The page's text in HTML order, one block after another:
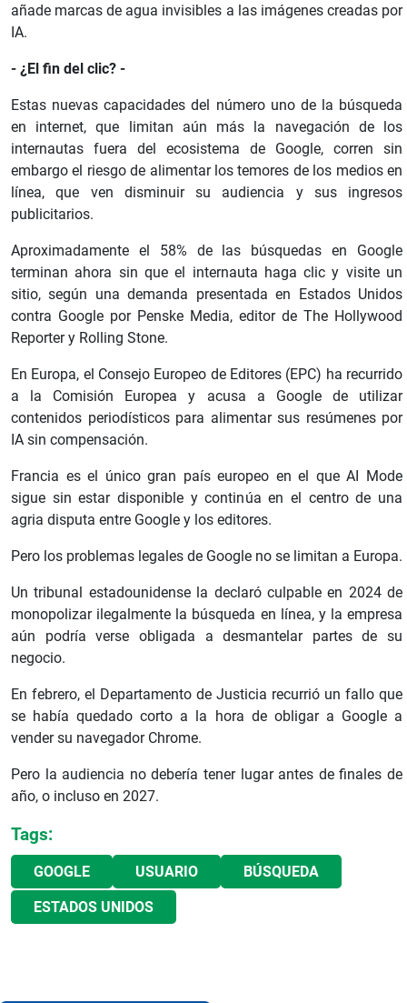
añade marcas de agua invisibles a las imágenes creadas por
IA.
- ¿El fin del clic? -
Estas nuevas capacidades del número uno de la búsqueda
en internet, que limitan aún más la navegación de los
internautas fuera del ecosistema de Google, corren sin
embargo el riesgo de alimentar los temores de los medios en
línea, que ven disminuir su audiencia y sus ingresos
publicitarios.
Aproximadamente el 58% de las búsquedas en Google
terminan ahora sin que el internauta haga clic y visite un
sitio, según una demanda presentada en Estados Unidos
contra Google por Penske Media, editor de The Hollywood
Reporter y Rolling Stone.
En Europa, el Consejo Europeo de Editores (EPC) ha recurrido
a la Comisión Europea y acusa a Google de utilizar
contenidos periodísticos para alimentar sus resúmenes por
IA sin compensación.
Francia es el único gran país europeo en el que AI Mode
sigue sin estar disponible y continúa en el centro de una
agria disputa entre Google y los editores.
Pero los problemas legales de Google no se limitan a Europa.
Un tribunal estadounidense la declaró culpable en 2024 de
monopolizar ilegalmente la búsqueda en línea, y la empresa
aún podría verse obligada a desmantelar partes de su
negocio.
En febrero, el Departamento de Justicia recurrió un fallo que
se había quedado corto a la hora de obligar a Google a
vender su navegador Chrome.
Pero la audiencia no debería tener lugar antes de finales de
año, o incluso en 2027.
Tags:
GOOGLE USUARIO BÚSQUEDA
ESTADOS UNIDOS